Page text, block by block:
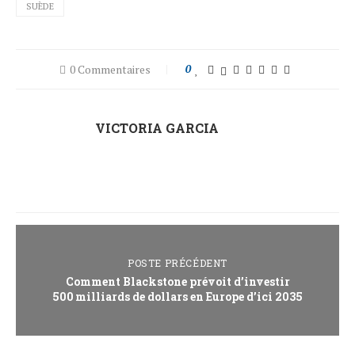
SUÈDE
0 Commentaires 0
VICTORIA GARCIA
POSTE PRÉCÉDENT
Comment Blackstone prévoit d’investir
500 milliards de dollars en Europe d’ici 2035